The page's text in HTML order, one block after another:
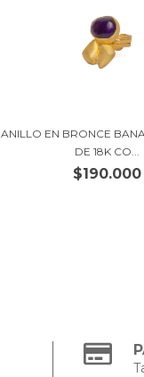
ANILLO EN BRONCE
DE 18K CO...
$190.000